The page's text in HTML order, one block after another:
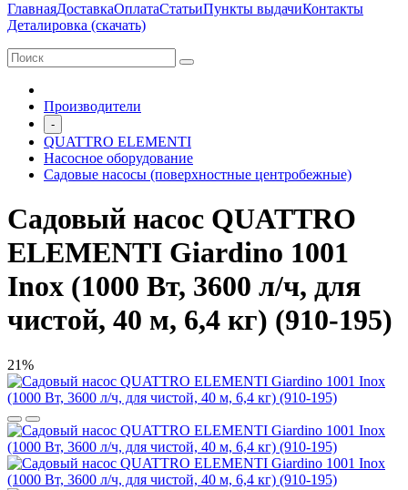
ГлавнаяДоставкаОплатаСтатьиПункты выдачиКонтакты
Деталировка (скачать)
Производители
-
QUATTRO ELEMENTI
Насосное оборудование
Садовые насосы (поверхностные центробежные)
Садовый насос QUATTRO
ELEMENTI Giardino 1001
Inox (1000 Вт, 3600 л/ч, для
чистой, 40 м, 6,4 кг) (910-195)
21%